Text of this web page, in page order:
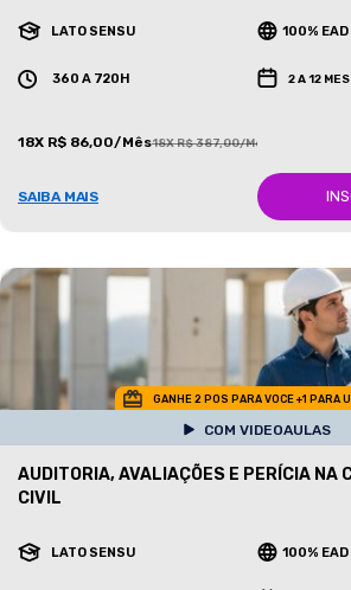
LATO SENSU 100% EAD
360 A 720H 2 A 12
18X R$ 86,00/Mês18X R$ 387,00/Mês
SAIBA MAIS
GANHE 2 POS PARA VOCE +1 PARA
COM VIDEOAULAS
AUDITORIA, AVALIAÇÕES E PERÍCIA NA
CIVIL
LATO SENSU 100% EAD